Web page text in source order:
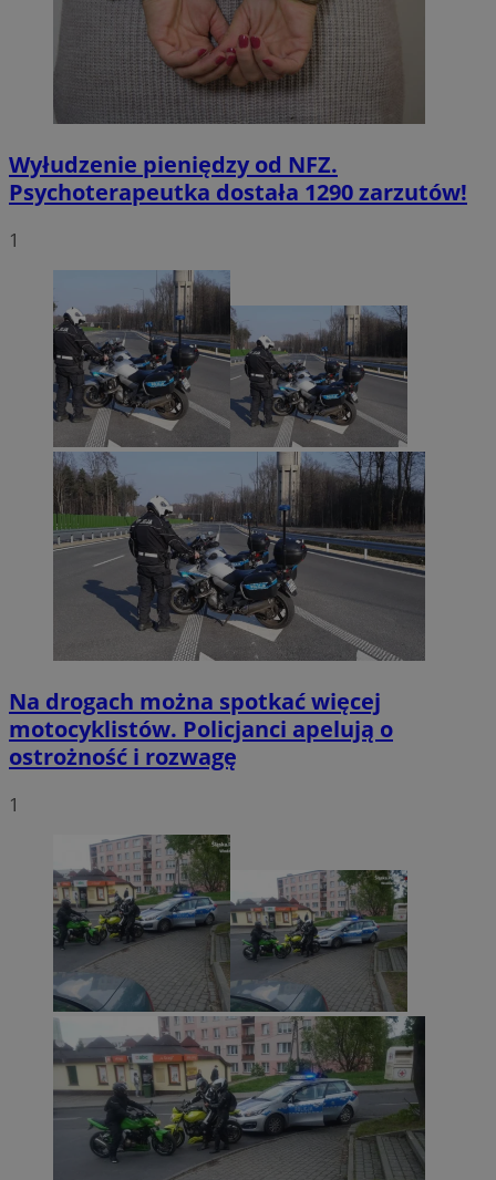
Wyłudzenie pieniędzy od NFZ.
Psychoterapeutka dostała 1290 zarzutów!
1
Na drogach można spotkać więcej
motocyklistów. Policjanci apelują o
ostrożność i rozwagę
1